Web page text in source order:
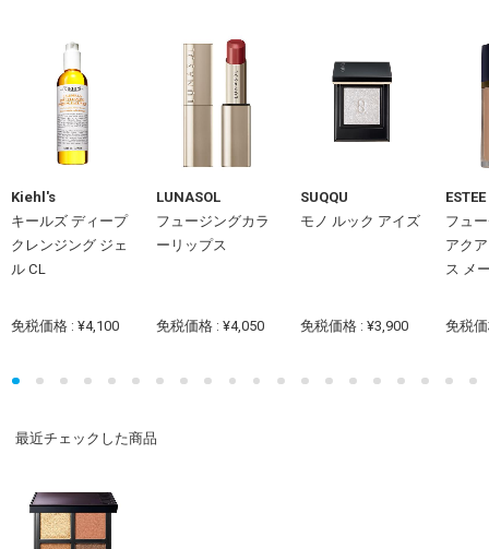
Kiehl's
キールズ ディープ
クレンジング ジェ
ル CL
免税価格 : ¥4,100
LUNASOL
フュージングカラ
ーリップス
免税価格 : ¥4,050
SUQQU
モノ ルック アイズ
免税価格 : ¥3,900
フュ
アク
ス メ
免税
最近チェックした商品